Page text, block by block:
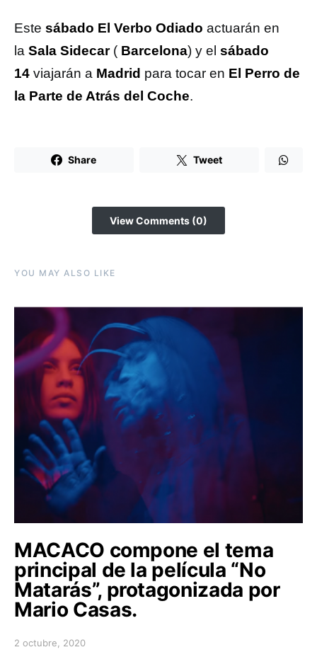
Este sábado El Verbo Odiado actuarán en
la Sala Sidecar ( Barcelona) y el sábado
14 viajarán a Madrid para tocar en El Perro de
la Parte de Atrás del Coche.
Share Tweet
View Comments (0)
YOU MAY ALSO LIKE
MACACO compone el tema
principal de la película “No
Matarás”, protagonizada por
Mario Casas.
Posted on
2 octubre, 2020